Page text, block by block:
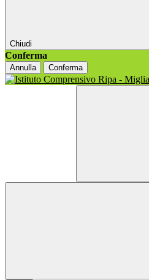
Chiudi
Conferma
Annulla Conferma